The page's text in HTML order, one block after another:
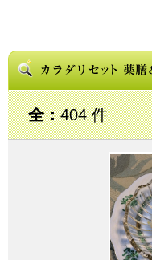
全：404 件